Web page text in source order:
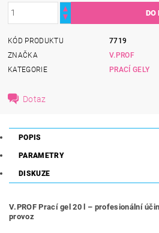
KÓD PRODUKTU
7719
ZNAČKA
V.PROF
KATEGORIE
PRACÍ GELY
Dotaz
POPIS
PARAMETRY
DISKUZE
V.PROF Prací gel 20 l – profesionální
provoz